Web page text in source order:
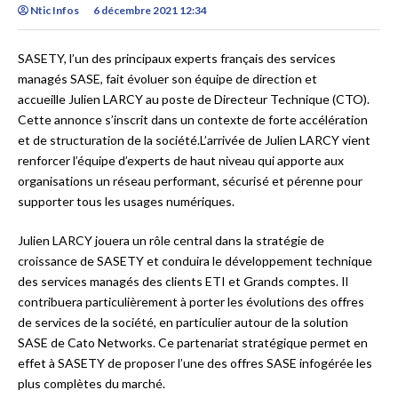
Ntic Infos 6 décembre 2021 12:34
SASETY, l’un des principaux experts français des services
managés SASE, fait évoluer son équipe de direction et
accueille Julien LARCY au poste de Directeur Technique (CTO).
Cette annonce s’inscrit dans un contexte de forte accélération
et de structuration de la société.L’arrivée de Julien LARCY vient
renforcer l’équipe d’experts de haut niveau qui apporte aux
organisations un réseau performant, sécurisé et pérenne pour
supporter tous les usages numériques.
Julien LARCY jouera un rôle central dans la stratégie de
croissance de SASETY et conduira le développement technique
des services managés des clients ETI et Grands comptes. Il
contribuera particulièrement à porter les évolutions des offres
de services de la société, en particulier autour de la solution
SASE de Cato Networks. Ce partenariat stratégique permet en
effet à SASETY de proposer l’une des offres SASE infogérée les
plus complètes du marché.